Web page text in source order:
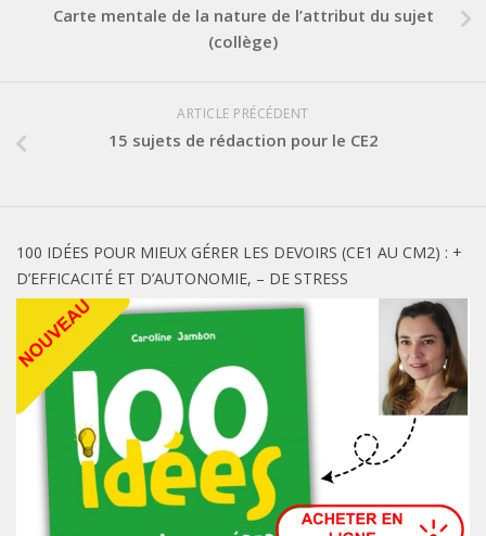
Carte mentale de la nature de l’attribut du sujet
(collège)
ARTICLE PRÉCÉDENT
15 sujets de rédaction pour le CE2
100 IDÉES POUR MIEUX GÉRER LES DEVOIRS (CE1 AU CM2) : +
D’EFFICACITÉ ET D’AUTONOMIE, – DE STRESS